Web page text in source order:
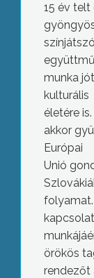
15 év telt
munka
kulturális
életére
akkor
Európai
Unió
örökös
rendezőt